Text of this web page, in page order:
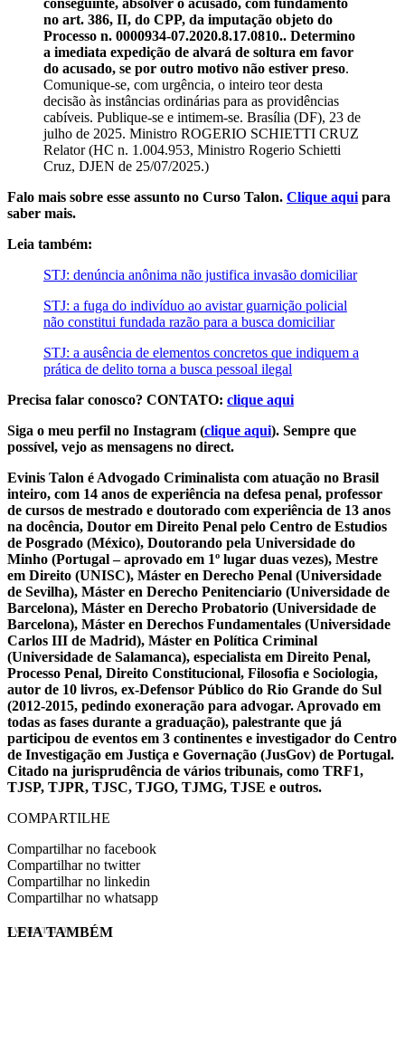
conseguinte, absolver o acusado, com fundamento
no art. 386, II, do CPP, da imputação objeto do
Processo n. 0000934-07.2020.8.17.0810.. Determino
a imediata expedição de alvará de soltura em favor
do acusado, se por outro motivo não estiver preso.
Comunique-se, com urgência, o inteiro teor desta
decisão às instâncias ordinárias para as providências
cabíveis. Publique-se e intimem-se. Brasília (DF), 23 de
julho de 2025. Ministro ROGERIO SCHIETTI CRUZ
Relator (HC n. 1.004.953, Ministro Rogerio Schietti
Cruz, DJEN de 25/07/2025.)
Falo mais sobre esse assunto no Curso Talon. Clique aqui para
saber mais.
Leia também:
STJ: denúncia anônima não justifica invasão domiciliar
STJ: a fuga do indivíduo ao avistar guarnição policial
não constitui fundada razão para a busca domiciliar
STJ: a ausência de elementos concretos que indiquem a
prática de delito torna a busca pessoal ilegal
Precisa falar conosco? CONTATO: clique aqui
Siga o meu perfil no Instagram (clique aqui). Sempre que
possível, vejo as mensagens no direct.
Evinis Talon é Advogado Criminalista com atuação no Brasil
inteiro, com 14 anos de experiência na defesa penal, professor
de cursos de mestrado e doutorado com experiência de 13 anos
na docência, Doutor em Direito Penal pelo Centro de Estudios
de Posgrado (México), Doutorando pela Universidade do
Minho (Portugal – aprovado em 1º lugar duas vezes), Mestre
em Direito (UNISC), Máster en Derecho Penal (Universidade
de Sevilha), Máster en Derecho Penitenciario (Universidade de
Barcelona), Máster en Derecho Probatorio (Universidade de
Barcelona), Máster en Derechos Fundamentales (Universidade
Carlos III de Madrid), Máster en Política Criminal
(Universidade de Salamanca), especialista em Direito Penal,
Processo Penal, Direito Constitucional, Filosofia e Sociologia,
autor de 10 livros, ex-Defensor Público do Rio Grande do Sul
(2012-2015, pedindo exoneração para advogar. Aprovado em
todas as fases durante a graduação), palestrante que já
participou de eventos em 3 continentes e investigador do Centro
de Investigação em Justiça e Governação (JusGov) de Portugal.
Citado na jurisprudência de vários tribunais, como TRF1,
TJSP, TJPR, TJSC, TJGO, TJMG, TJSE e outros.
COMPARTILHE
Compartilhar no facebook
Compartilhar no twitter
Compartilhar no linkedin
Compartilhar no whatsapp
EVINIS TALON
LEIA TAMBÉM